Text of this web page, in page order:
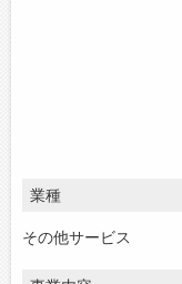
業種
その他サービス